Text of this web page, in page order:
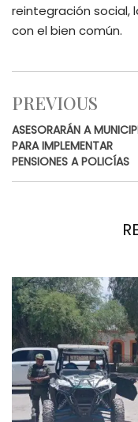
reintegración social,
con el bien común.
PREVIOUS
ASESORARÁN A
PARA IMPLEMENTAR
PENSIONES A POLICÍAS